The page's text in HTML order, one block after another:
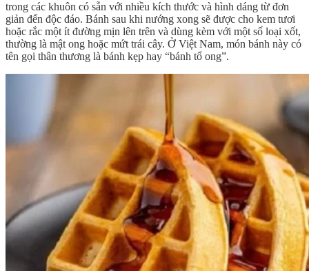
trong các khuôn có sẵn với nhiều kích thước và hình dáng từ đơn
giản đến độc đáo. Bánh sau khi nướng xong sẽ được cho kem tươi
hoặc rắc một ít đường mịn lên trên và dùng kèm với một số loại xốt,
thường là mật ong hoặc mứt trái cây. Ở Việt Nam, món bánh này có
tên gọi thân thương là bánh kẹp hay “bánh tổ ong”.